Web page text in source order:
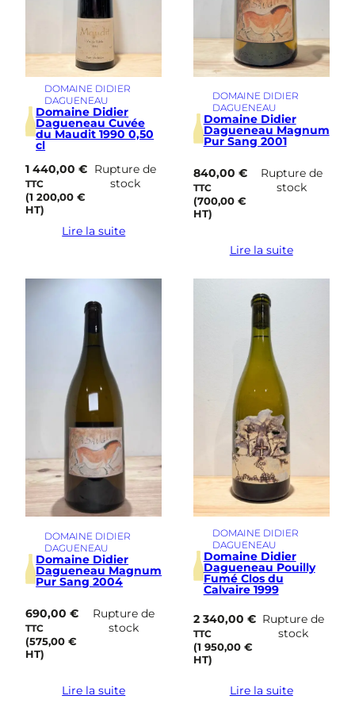
DOMAINE DIDIER
DAGUENEAU
Domaine Didier
Dagueneau Cuvée
du Maudit 1990 0,50
cl
1 440,00€
TTC
(1 200,00€
HT)
Rupture de
stock
Lire la suite
DOMAINE DIDIER
DAGUENEAU
Domaine Didier
Dagueneau Magnum
Pur Sang 2001
840,00 €
TTC
(700,00 €
HT)
Rupture de
stock
Lire la suite
DOMAINE DIDIER
DAGUENEAU
Domaine Didier
Dagueneau Magnum
Pur Sang 2004
690,00€
TTC
(575,00€
HT)
Rupture de
stock
Lire la suite
DOMAINE DIDIER
DAGUENEAU
Domaine Didier
Dagueneau Pouilly
Fumé Clos du
Calvaire 1999
2 340,00 €
TTC
(1 950,00 €
HT)
Rupture de
stock
Lire la suite